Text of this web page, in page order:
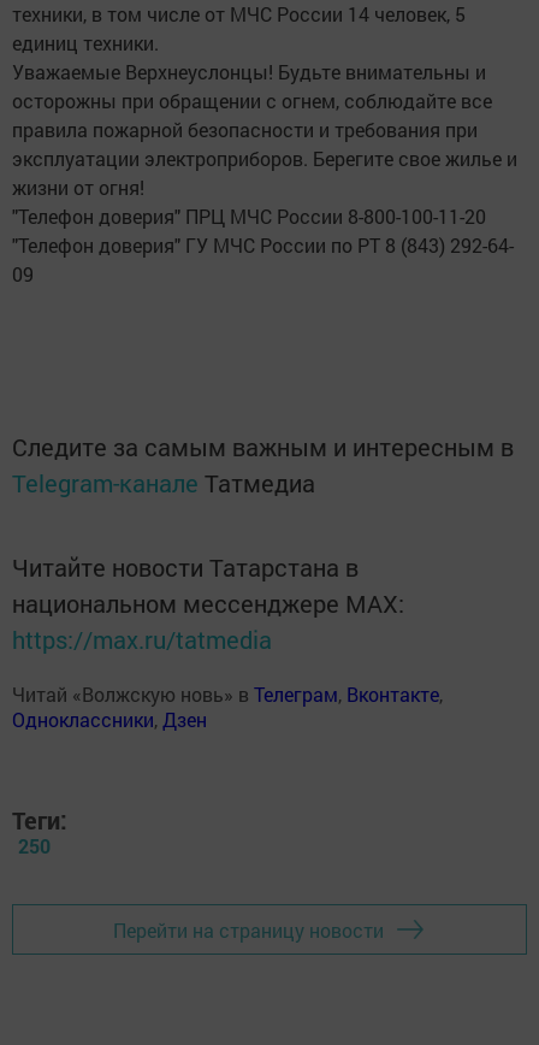
техники, в том числе от МЧС России 14 человек, 5
единиц техники.
Уважаемые Верхнеуслонцы! Будьте внимательны и
осторожны при обращении с огнем, соблюдайте все
правила пожарной безопасности и требования при
эксплуатации электроприборов. Берегите свое жилье и
жизни от огня!
"Телефон доверия" ПРЦ МЧС России 8-800-100-11-20
"Телефон доверия" ГУ МЧС России по РТ 8 (843) 292-64-
09
Следите за самым важным и интересным в
Telegram-канале Татмедиа
Читайте новости Татарстана в
национальном мессенджере MАХ:
https://max.ru/tatmedia
Читай «Волжскую новь» в Телеграм, Вконтакте,
Одноклассники, Дзен
Теги:
250
Перейти на страницу новости